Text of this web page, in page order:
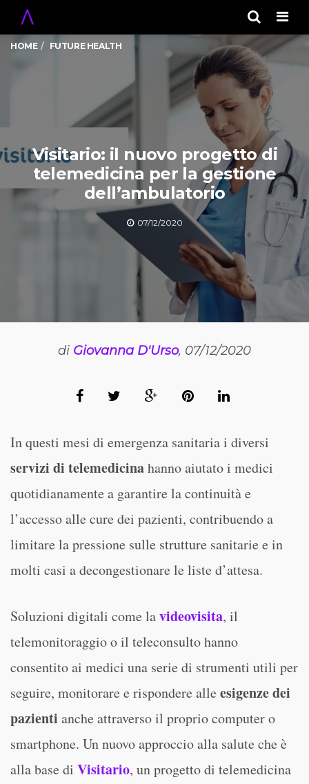
HOME FUTURE HEALTH
Visitario: il nuovo progetto di
telemedicina per la gestione
dell’ambulatorio
07/12/2020
di Giovanna D'Urso, 07/12/2020
In questi mesi di emergenza sanitaria i diversi
servizi di telemedicinahanno aiutato i medici
quotidianamente a garantire la continuità e
l’accesso alle cure dei pazienti, contribuendo a
limitare la pressione sulle strutture sanitarie e in
molti casi a decongestionare le liste d’attesa.
Soluzioni digitali come lavideovisita, il
telemonitoraggio o il teleconsulto hanno
consentito ai medici una serie di strumenti utili per
seguire, monitorare e rispondere alle esigenze dei
pazienti anche attraverso il proprio computer o
smartphone. Un nuovo approccio alla salute che è
alla base di Visitario, un progetto di telemedicina